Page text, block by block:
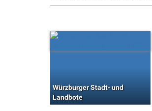
Würzburger Stadt- und
Landbote